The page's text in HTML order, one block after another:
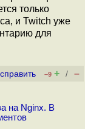
только
и Twitch уже
для
–9 + / –
на Nginx. В